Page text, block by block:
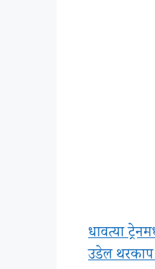
धावत्या
उडेल